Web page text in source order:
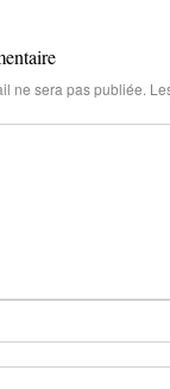
ne sera pas publiée.